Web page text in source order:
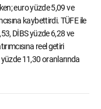
euro yüzde 5,09 ve
kaybettirdi. TÜFE ile
DİBS yüzde 6,28 ve
reel getiri
11,30 oranlarında